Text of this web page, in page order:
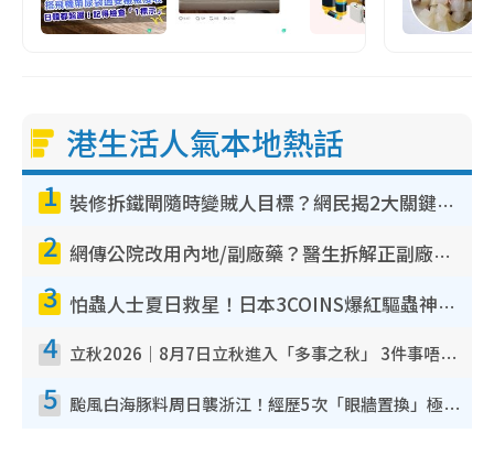
港生活人氣本地熱話
1 裝修拆鐵閘隨時變賊人目標？網民揭2大關鍵用途：裝新式等於白裝？附新舊鐵閘分別
2 網傳公院改用內地/副廠藥？醫生拆解正副廠分別 揭4類人換藥隨時出事
3 怕蟲人士夏日救星！日本3COINS爆紅驅蟲神器$45起 1招「全程免觸碰」輕鬆搞定小強
4 立秋2026｜8月7日立秋進入「多事之秋」 3件事唔做得！專家教6招開運 清枱頭／銀包納氣接好運
5 颱風白海豚料周日襲浙江！經歷5次「眼牆置換」極罕見 成登陸內地最長途颱風